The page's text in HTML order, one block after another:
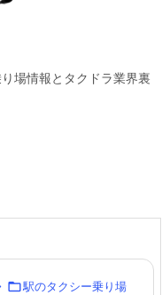
場情報とタクドラ業界裏
駅のタクシー乗り場